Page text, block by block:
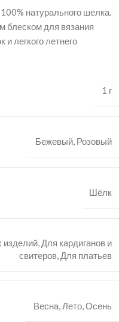
натурального шелка.
блеском для вязания
и легкого летнего
1 г
Бежевый, Розовый
Шёлк
изделий, Для кардиганов и
свитеров, Для платьев
Весна,Лето,Осень